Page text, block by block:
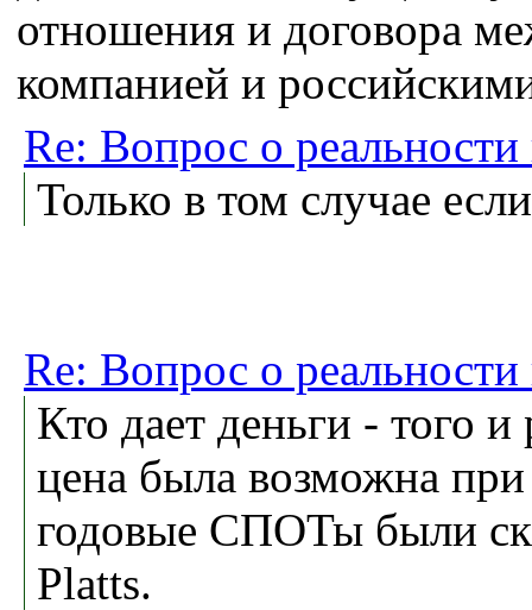
отношения и договора
компанией и
Re: Вопрос о
Только в том случае
Re: Вопрос о
Кто дает деньги - того и
цена была возможна
годовые СПОТы были
Platts.